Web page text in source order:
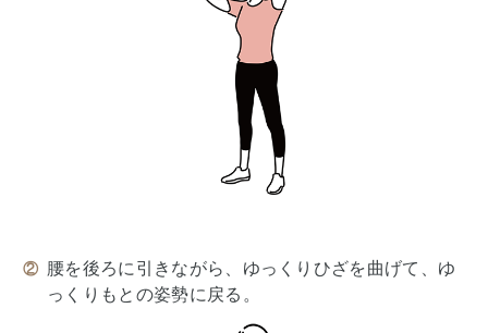
腰を後ろに引きながら、ゆっくりひざを曲げて、ゆ
っくりもとの姿勢に戻る。